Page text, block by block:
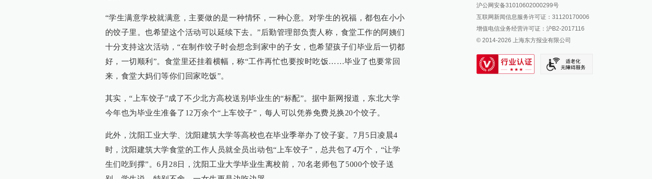
“学生满意学校就满意，主要做的是一种情怀，一种心意。对学生的祝福，都包在小小
的饺子里。也希望这个活动可以延续下去。”后勤管理部负责人称，食堂工作的阿姨们
十分支持这次活动，“在制作饺子时会想念到家中的子女，也希望孩子们毕业后一切都
好，一切顺利”。食堂里还挂着横幅，称“工作再忙也要按时吃饭……毕业了也要常回
来，食堂大妈们等你们回家吃饭”。
其实，“上车饺子”成了不少北方高校送别毕业生的“标配”。据中新网报道，东北大学
今年也为毕业生准备了12万余个“上车饺子”，每人可以凭券免费兑换20个饺子。
此外，沈阳工业大学、沈阳建筑大学等高校也在毕业季举办了饺子宴。7月5日凌晨4
时，沈阳建筑大学食堂的工作人员就全员出动包“上车饺子”，总共包了4万个，“让学
生们吃到撑”。6月28日，沈阳工业大学毕业生离校前，70名老师包了5000个饺子送
澎湃新闻抖音号
派生万物开放平台
IP SHANGHAI
SIXTH TONE
沪公网安备31010602000299号
互联网新闻信息服务许可证：31120170006
增值电信业务经营许可证：沪B2-2017116
© 2014-2026 上海东方报业有限公司